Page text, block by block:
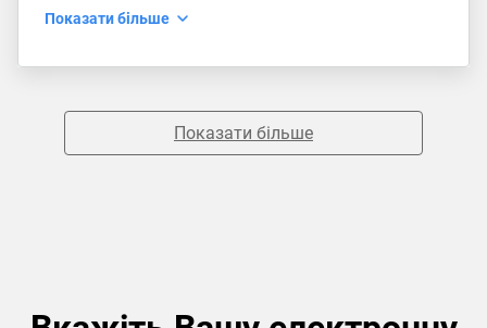
Показати більше
Показати більше